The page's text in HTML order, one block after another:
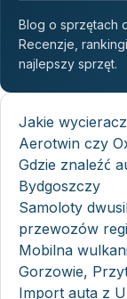
Blog o sprzętach
Recenzje,
najlepszy sprzęt.
Jakie
Aerotwin czy
Gdzie znaleźć
Bydgoszczy
Samoloty
przewozów
Mobilna
Gorzowie,
Import auta z